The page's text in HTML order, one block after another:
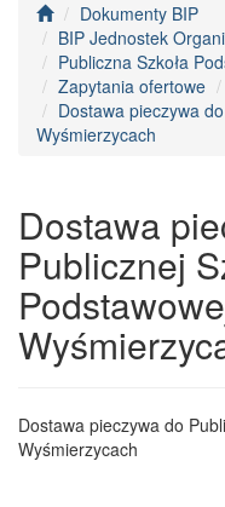
Dokumenty BIP
BIP Jednostek
Publiczna Szkoła
Zapytania ofertowe
Dostawa pieczywa
Wyśmierzycach
Dostawa
Publicznej
Dostawa pieczywa do
Wyśmierzycach